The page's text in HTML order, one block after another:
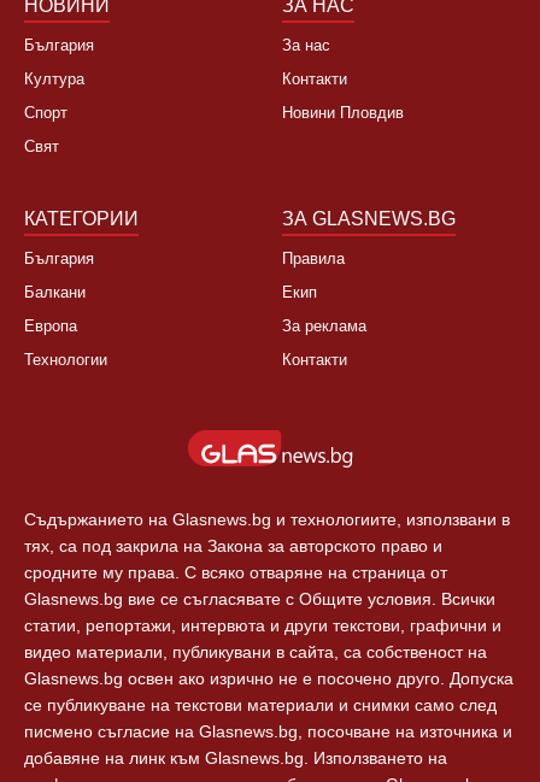
НОВИНИ
България
Култура
Спорт
Свят
ЗА НАС
За нас
Контакти
Новини Пловдив
КАТЕГОРИИ
България
Балкани
Европа
Технологии
ЗА GLASNEWS.BG
Правила
Екип
За реклама
Контакти
Съдържанието на Glasnews.bg и технологиите, използвани в
тях, са под закрила на Закона за авторското право и
сродните му права. С всяко отваряне на страница от
Glasnews.bg вие се съгласявате с Общите условия. Всички
статии, репортажи, интервюта и други текстови, графични и
видео материали, публикувани в сайта, са собственост на
Glasnews.bg освен ако изрично не е посочено друго. Допуска
се публикуване на текстови материали и снимки само след
писмено съгласие на Glasnews.bg, посочване на източника и
добавяне на линк към Glasnews.bg. Използването на